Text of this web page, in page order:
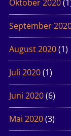
Oktober 2020
September
August 2020(1)
Juli 2020(1)
Juni 2020(6)
Mai 2020(3)